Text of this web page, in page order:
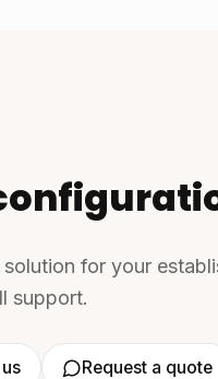
for your
support.
Request a quote